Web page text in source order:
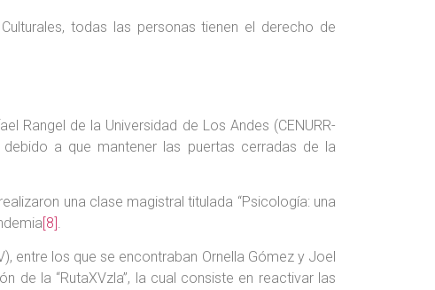
todas las personas tienen el derecho de
Rangel de la Universidad de Los Andes (CENURR-
a que mantener las puertas cerradas de la
una clase magistral titulada “Psicología: una
[8].
entre los que se encontraban Ornella Gómez y Joel
de la “RutaXVzla”, la cual consiste en reactivar las